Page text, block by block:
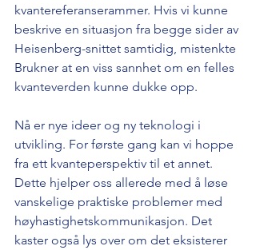
kvantereferanserammer. Hvis vi kunne
beskrive en situasjon fra begge sider av
Heisenberg-snittet samtidig, mistenkte
Brukner at en viss sannhet om en felles
kvanteverden kunne dukke opp.
Nå er nye ideer og ny teknologi i
utvikling. For første gang kan vi hoppe
fra ett kvanteperspektiv til et annet.
Dette hjelper oss allerede med å løse
vanskelige praktiske problemer med
høyhastighetskommunikasjon. Det
kaster også lys over om det eksisterer